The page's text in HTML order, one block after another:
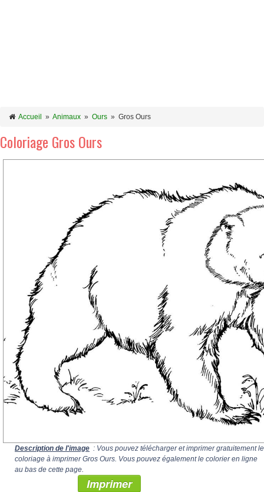
Accueil » Animaux » Ours » Gros Ours
Coloriage Gros Ours
Description de l'image : Vous pouvez télécharger et imprimer gratuitement le
coloriage à imprimer Gros Ours. Vous pouvez également le colorier en ligne
au bas de cette page.
Imprimer